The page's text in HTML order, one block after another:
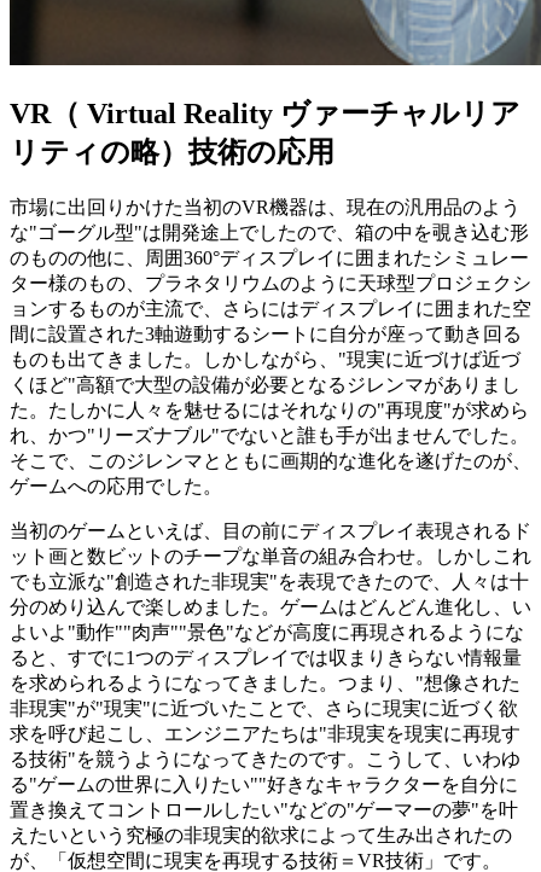
VR（ Virtual Reality ヴァーチャルリア
リティの略）技術の応用
市場に出回りかけた当初のVR機器は、現在の汎用品のよう
な"ゴーグル型"は開発途上でしたので、箱の中を覗き込む形
のものの他に、周囲360°ディスプレイに囲まれたシミュレー
ター様のもの、プラネタリウムのように天球型プロジェクシ
ョンするものが主流で、さらにはディスプレイに囲まれた空
間に設置された3軸遊動するシートに自分が座って動き回る
ものも出てきました。しかしながら、"現実に近づけば近づ
くほど"高額で大型の設備が必要となるジレンマがありまし
た。たしかに人々を魅せるにはそれなりの"再現度"が求めら
れ、かつ"リーズナブル"でないと誰も手が出ませんでした。
そこで、このジレンマとともに画期的な進化を遂げたのが、
ゲームへの応用でした。
当初のゲームといえば、目の前にディスプレイ表現されるド
ット画と数ビットのチープな単音の組み合わせ。しかしこれ
でも立派な"創造された非現実"を表現できたので、人々は十
分のめり込んで楽しめました。ゲームはどんどん進化し、い
よいよ"動作""肉声""景色"などが高度に再現されるようにな
ると、すでに1つのディスプレイでは収まりきらない情報量
を求められるようになってきました。つまり、"想像された
非現実"が"現実"に近づいたことで、さらに現実に近づく欲
求を呼び起こし、エンジニアたちは"非現実を現実に再現す
る技術"を競うようになってきたのです。こうして、いわゆ
る"ゲームの世界に入りたい""好きなキャラクターを自分に
置き換えてコントロールしたい"などの"ゲーマーの夢"を叶
えたいという究極の非現実的欲求によって生み出されたの
が、「仮想空間に現実を再現する技術＝VR技術」です。